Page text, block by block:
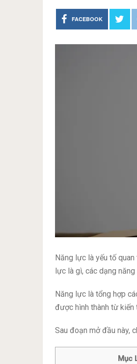
FACEBOOK
Năng lực là yếu tố
lực là gì, các dạng
Năng lực là tổng hợp
được hình thành từ kiến
Sau đoạn mở đầu này,
Mục